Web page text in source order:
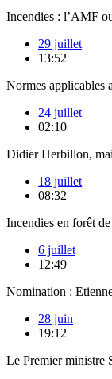
Incendies : l’AMF
29 juillet
13:52
Normes applicables
24 juillet
02:10
Didier Herbillon,
18 juillet
08:32
Incendies en forêt
6 juillet
12:49
Nomination :
28 juin
19:12
Le Premier ministre